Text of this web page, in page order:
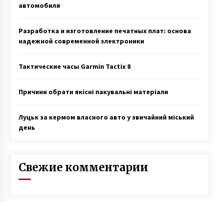
автомобиля
Разработка и изготовление печатных плат: основа
надежной современной электроники
Тактические часы Garmin Tactix 8
Причини обрати якісні пакувальні матеріали
Луцьк за кермом власного авто у звичайний міський
день
Свежие комментарии